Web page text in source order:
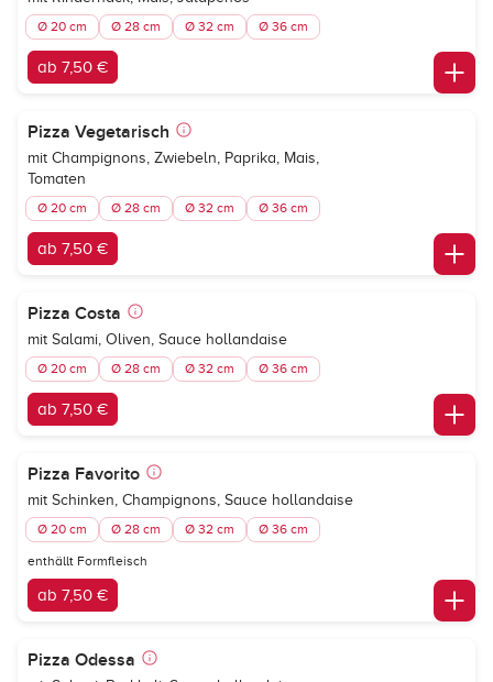
Ø 20 cm Ø 28 cm Ø 32 cm Ø 36 cm
ab 7,50 €
Pizza Vegetarisch
mit Champignons, Zwiebeln, Paprika, Mais,
Tomaten
Ø 20 cm Ø 28 cm Ø 32 cm Ø 36 cm
ab 7,50 €
Pizza Costa
mit Salami, Oliven, Sauce hollandaise
Ø 20 cm Ø 28 cm Ø 32 cm Ø 36 cm
ab 7,50 €
Pizza Favorito
mit Schinken, Champignons, Sauce hollandaise
Ø 20 cm Ø 28 cm Ø 32 cm Ø 36 cm
enthällt Formfleisch
ab 7,50 €
Pizza Odessa